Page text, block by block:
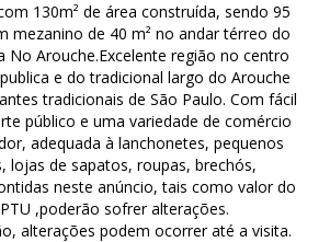
130m² de área construída, sendo 95
mezanino de 40 m² no andar térreo do
No Arouche.Excelente região no centro
e do tradicional largo do Arouche
tradicionais de São Paulo. Com fácil
público e uma variedade de comércio
adequada à lanchonetes, pequenos
lojas de sapatos, roupas, brechós,
neste anúncio, tais como valor do
,poderão sofrer alterações.
alterações podem ocorrer até a visita.